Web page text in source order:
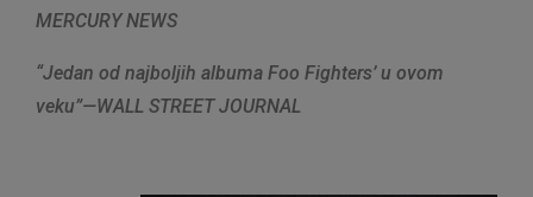
MERCURY NEWS
“Jedan od najboljih albuma Foo Fighters’ u ovom
veku”—WALL STREET JOURNAL